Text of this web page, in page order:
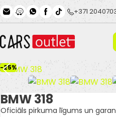
Skip to main content+371
-25%
BMW 318
Oficiāls pirkuma līgums un